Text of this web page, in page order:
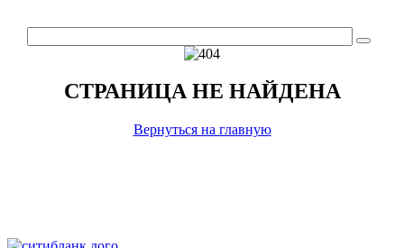
СТРАНИЦА НЕ НАЙДЕНА
Вернуться на главную